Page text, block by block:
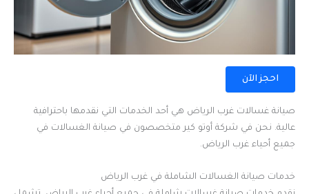
احجز الآن
صيانة غسالات غرب الرياض هي أحد الخدمات التي نقدمها باحترافية
عالية. نحن في شركة أوتو كير متخصصون في صيانة الغسالات في
جميع أحياء غرب الرياض.
خدمات صيانة الغسالات الشاملة في غرب الرياض